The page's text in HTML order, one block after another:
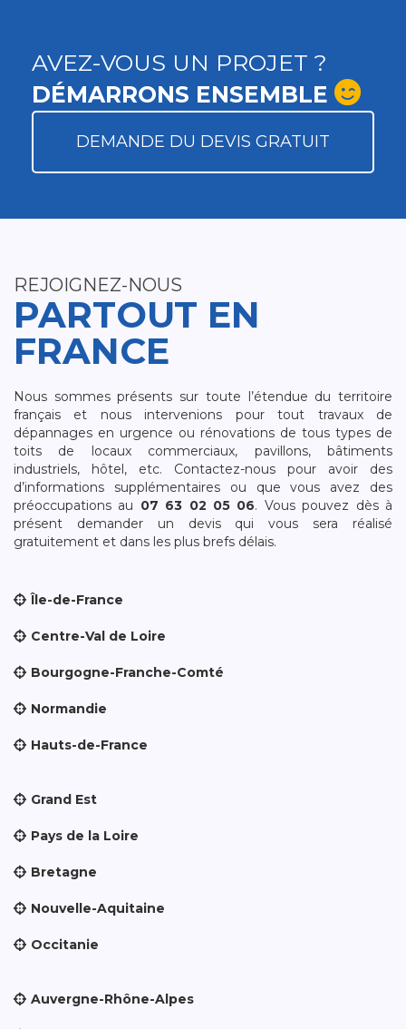
AVEZ-VOUS UN PROJET ?
DÉMARRONS ENSEMBLE
DEMANDE DU DEVIS GRATUIT
REJOIGNEZ-NOUS
PARTOUT EN
FRANCE
Nous sommes présents sur toute l’étendue du territoire
français et nous intervenions pour tout travaux de
dépannages en urgence ou rénovations de tous types de
toits de locaux commerciaux, pavillons, bâtiments
industriels, hôtel, etc. Contactez-nous pour avoir des
d’informations supplémentaires ou que vous avez des
préoccupations au 07 63 02 05 06. Vous pouvez dès à
présent demander un devis qui vous sera réalisé
gratuitement et dans les plus brefs délais.
Île-de-France
Centre-Val de Loire
Bourgogne-Franche-Comté
Normandie
Hauts-de-France
Grand Est
Pays de la Loire
Bretagne
Nouvelle-Aquitaine
Occitanie
Auvergne-Rhône-Alpes